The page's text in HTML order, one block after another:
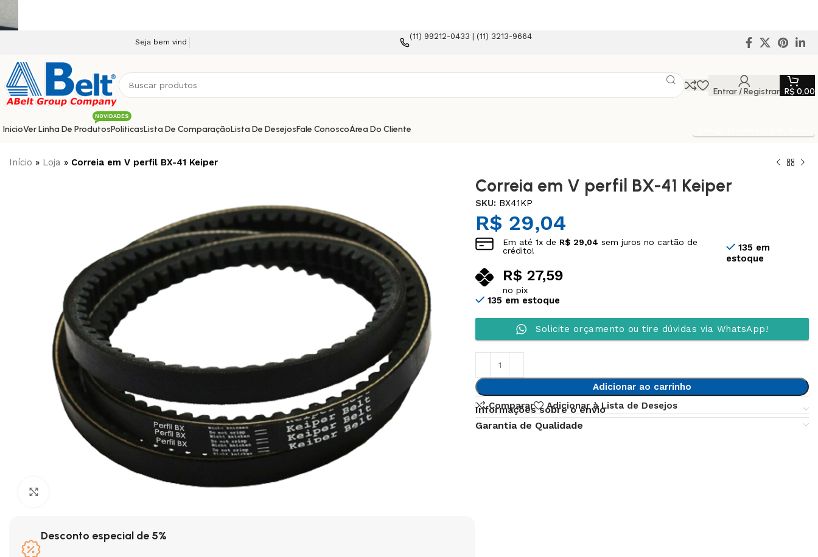
Seja bem vindo a nossa plataforma e-commerce!
(11) 99212-0433 | (11) 3213-9664
Entrar / Registrar R$ 0,00
InicioVer Linha De Produtos
NOVIDADES
PolíticasLista De ComparaçãoLista De DesejosFale ConoscoÁrea Do Cliente
Início » Loja » Correia em V perfil BX-41 Keiper
Desconto especial de 5%
Correia em V perfil BX-41 Keiper
SKU: BX41KP
R$ 29,04
Em até1x de R$ 29,04 sem juros no cartão de
crédito!
R$ 27,59
no pix
135 em
estoque
135 em estoque
Solicite orçamento ou tire dúvidas via WhatsApp!
Adicionar ao carrinho
Comparar
Adicionar à Lista de Desejos
Informações sobre o envio
Garantia de Qualidade